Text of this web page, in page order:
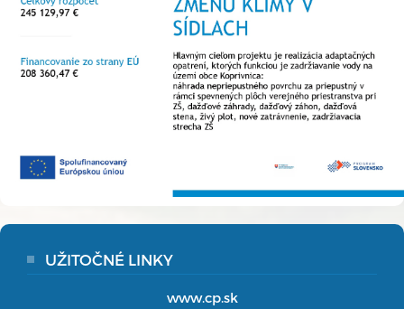
UŽITOČNÉ LINKY
www.cp.sk